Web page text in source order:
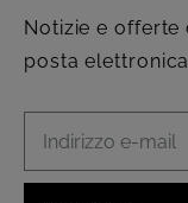
Notizie e
posta